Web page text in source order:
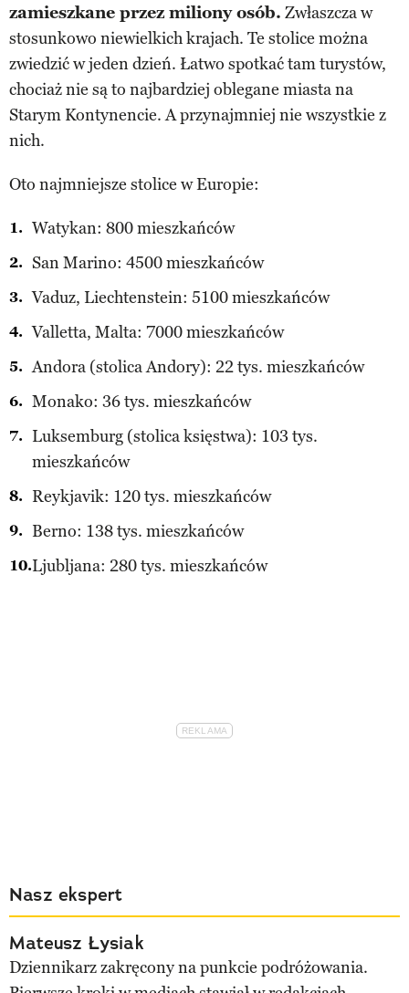
zamieszkane przez miliony osób. Zwłaszcza w
stosunkowo niewielkich krajach. Te stolice można
zwiedzić w jeden dzień. Łatwo spotkać tam turystów,
chociaż nie są to najbardziej oblegane miasta na
Starym Kontynencie. A przynajmniej nie wszystkie z
nich.
Oto najmniejsze stolice w Europie:
Watykan: 800 mieszkańców
San Marino: 4500 mieszkańców
Vaduz, Liechtenstein: 5100 mieszkańców
Valletta, Malta: 7000 mieszkańców
Andora (stolica Andory): 22 tys. mieszkańców
Monako: 36 tys. mieszkańców
Luksemburg (stolica księstwa): 103 tys.
mieszkańców
Reykjavik: 120 tys. mieszkańców
Berno: 138 tys. mieszkańców
Ljubljana: 280 tys. mieszkańców
Nasz ekspert
Mateusz Łysiak
Dziennikarz zakręcony na punkcie podróżowania.